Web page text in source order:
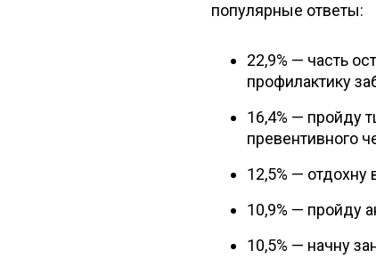
популярные ответы:
22,9% — часть
профилактику
16,4% — пройду
превентивного
12,5% — отдохну
10,9% — пройду
10,5% — начну